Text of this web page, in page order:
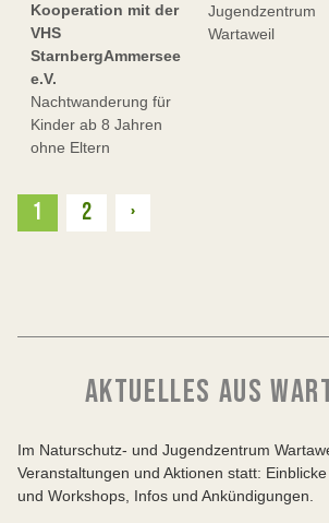
Kooperation mit der
VHS
StarnbergAmmersee
e.V.
Nachtwanderung für
Kinder ab 8 Jahren
ohne Eltern
Jugendzentrum
Wartaweil
1 2 ›Weiter
AKTUELLES AUS
Im Naturschutz- und Jugendzentrum
Veranstaltungen und Aktionen statt:
und Workshops, Infos und Ankündigungen.